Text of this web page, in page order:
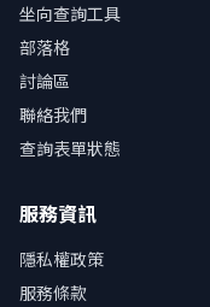
坐向查詢工具
部落格
討論區
聯絡我們
查詢表單狀態
服務資訊
隱私權政策
服務條款